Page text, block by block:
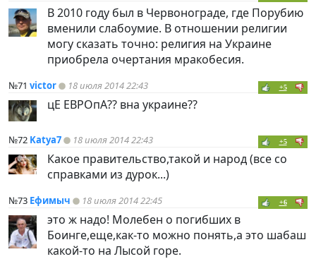
В 2010 году был в Червонограде, где Порубию
вменили слабоумие. В отношении религии
могу сказать точно: религия на Украине
приобрела очертания мракобесия.
№71 victor 18 июля 2014 22:43 +5
цЕ ЕВРОпА?? вна украине??
№72 Katya7 18 июля 2014 22:43 +5
Какое правительство,такой и народ (все со
справками из дурок...)
№73 Ефимыч 18 июля 2014 22:45 +6
это ж надо! Молебен о погибших в
Боинге,еще,как-то можно понять,а это шабаш
какой-то на Лысой горе.